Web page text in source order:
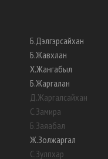
Б.Дэлгэрсайхан
Б.Жавхлан
Х.Жангабыл
Б.Жаргалан
Д.Жаргалсайхан
С.Замира
Б.Заяабал
Ж.Золжаргал
С.Зулпхар